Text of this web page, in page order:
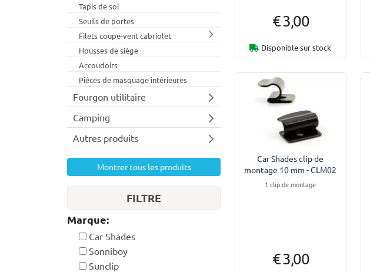
Tapis de sol
Seuils de portes
Filets coupe-vent cabriolet
Housses de siège
Accoudoirs
Piéces de masquage intérieures
Fourgon utilitaire
Camping
Autres produits
Montrer tous les produits
FILTRE
Marque:
Car Shades
Sonniboy
Sunclip
€ 3,00
Disponible sur stock
Car Shades clip de
montage 10 mm - CLM02
1 clip de montage
€ 3,00